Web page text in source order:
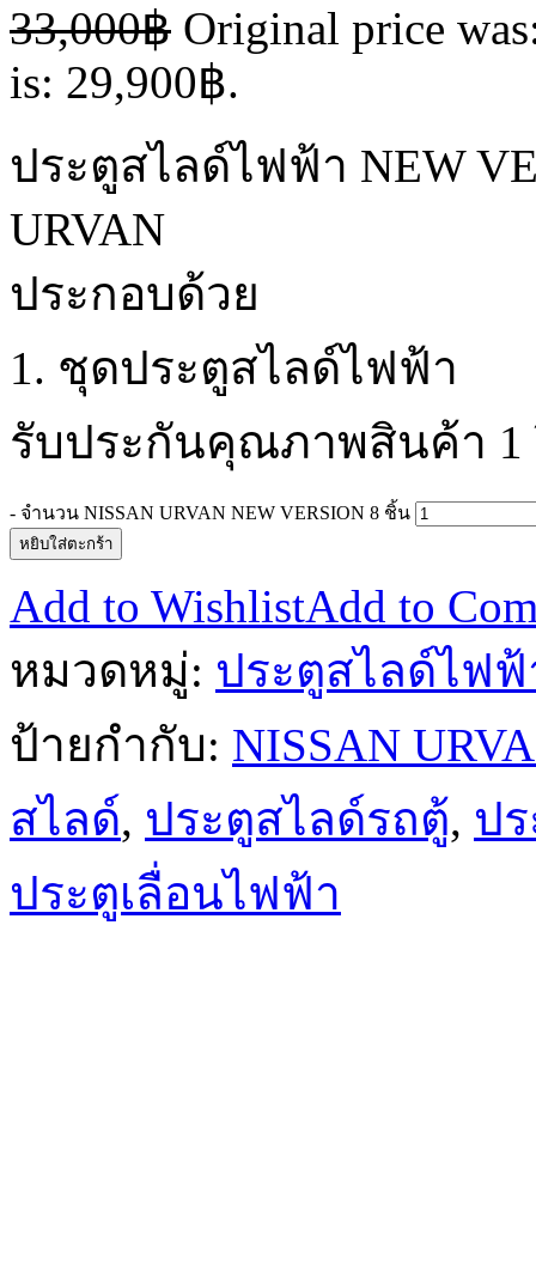
33,000฿ Original price
is: 29,900฿.
ประตูสไลด์ไฟฟ้า NEW
URVAN
ประกอบด้วย
1. ชุดประตูสไลด์ไฟฟ้า
รับประกันคุณภาพสินค้า 1
- จำนวน NISSAN URVAN NEW VERSION 8 ชิ้น
หยิบใส่ตะกร้า
Add to WishlistAdd to
หมวดหมู่: ประตูสไลด์ไฟฟ้
ป้ายกำกับ: NISSAN
สไลด์, ประตูสไลด์รถตู้, ป
ประตูเลื่อนไฟฟ้า